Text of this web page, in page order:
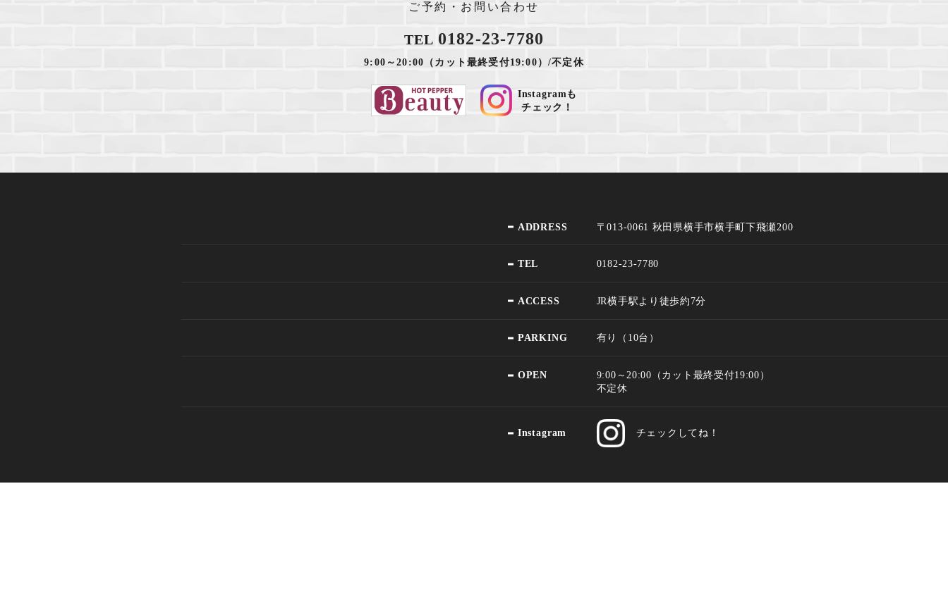
ご予約・お問い合わせ
TEL 0182-23-7780
9:00～20:00（カット最終受付19:00）/不定休
Instagramも
チェック！
ADDRESS 〒013-0061 秋田県横手市横手町下飛瀬200
TEL 0182-23-7780
ACCESS JR横手駅より徒歩約7分
PARKING 有り（10台）
OPEN
9:00～20:00（カット最終受付19:00）
不定休
Instagram チェックしてね！